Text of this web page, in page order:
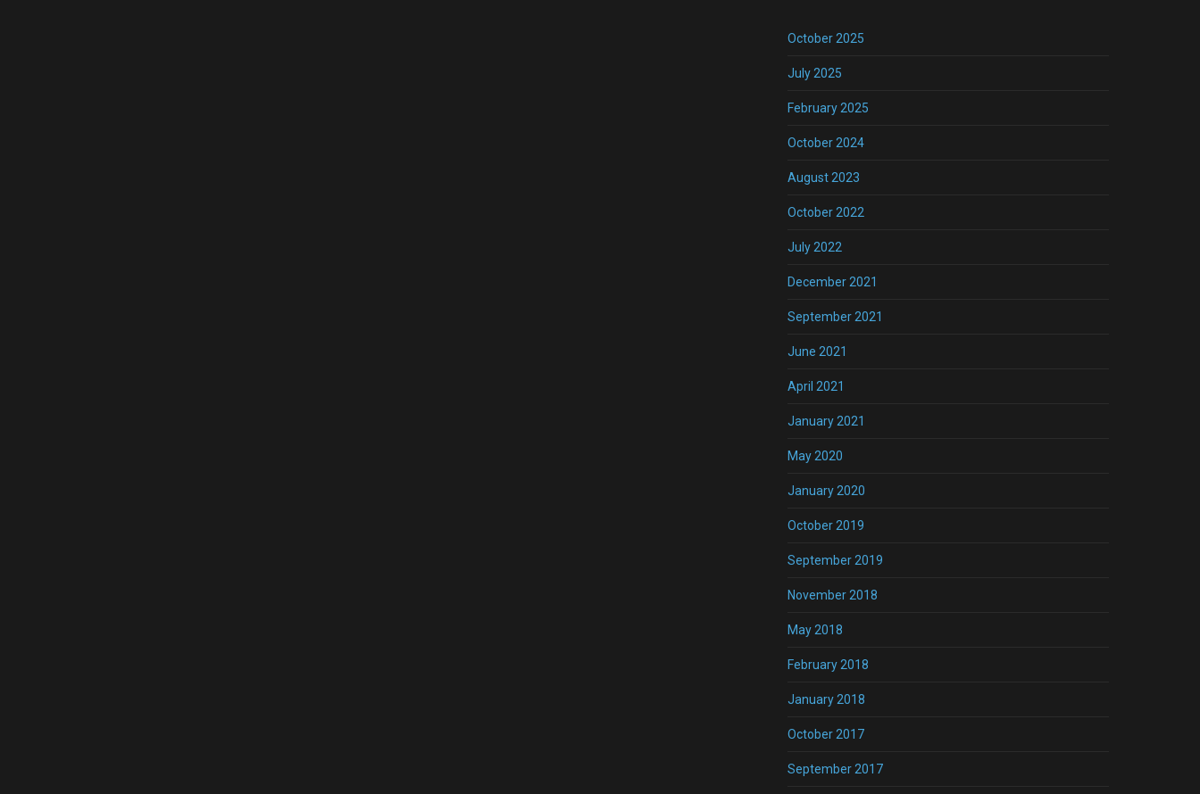
October 2025
July 2025
February 2025
October 2024
August 2023
October 2022
July 2022
December 2021
September 2021
June 2021
April 2021
January 2021
May 2020
January 2020
October 2019
September 2019
November 2018
May 2018
February 2018
January 2018
October 2017
September 2017